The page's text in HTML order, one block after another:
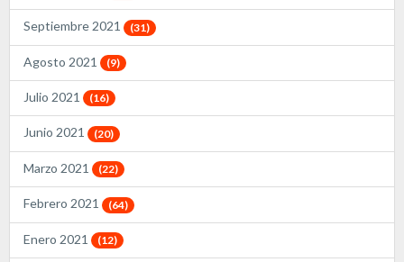
Septiembre 2021 (31)
Agosto 2021 (9)
Julio 2021 (16)
Junio 2021 (20)
Marzo 2021 (22)
Febrero 2021 (64)
Enero 2021 (12)